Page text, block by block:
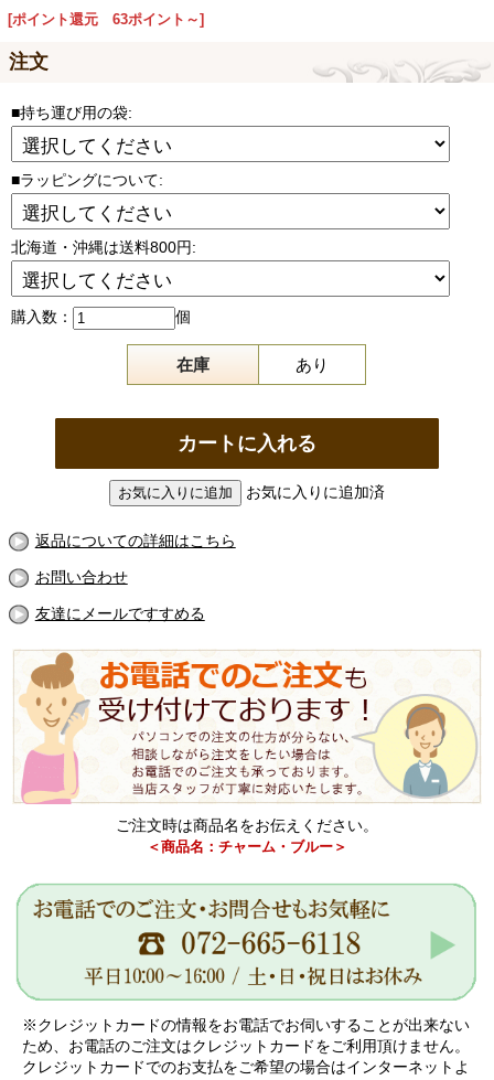
[ポイント還元 63ポイント～]
注文
■持ち運び用の袋:
■ラッピングについて:
北海道・沖縄は送料800円:
購入数： 個
在庫 あり
お気に入りに追加済
返品についての詳細はこちら
お問い合わせ
友達にメールですすめる
ご注文時は商品名をお伝えください。
＜商品名：チャーム・ブルー＞
※クレジットカードの情報をお電話でお伺いすることが出来ない
ため、お電話のご注文はクレジットカードをご利用頂けません。
クレジットカードでのお支払をご希望の場合はインターネットよ